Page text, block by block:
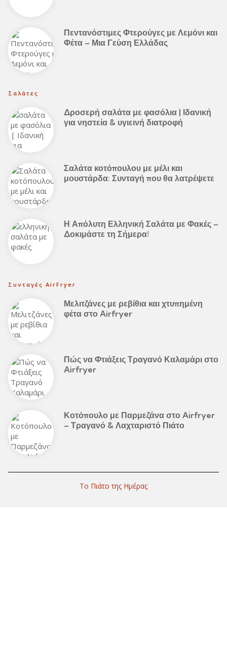
Πεντανόστιμες Φτερούγες με Λεμόνι και
Φέτα – Μια Γεύση Ελλάδας
Σαλάτες
Δροσερή σαλάτα με φασόλια | Ιδανική
για νηστεία & υγιεινή διατροφή
Σαλάτα κοτόπουλου με μέλι και
μουστάρδα: Συνταγή που θα λατρέψετε
Η Απόλυτη Ελληνική Σαλάτα με Φακές –
Δοκιμάστε τη Σήμερα!
Συνταγές AirFryer
Μελιτζάνες με ρεβίθια και χτυπημένη
φέτα στο Airfryer
Πώς να Φτιάξεις Τραγανό Καλαμάρι στο
Airfryer
Κοτόπουλο με Παρμεζάνα στο Airfryer
– Τραγανό & Λαχταριστό Πιάτο
Το Πιάτο της Ημέρας